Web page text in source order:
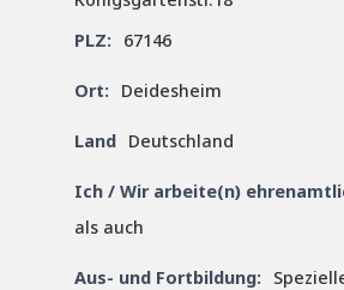
PLZ:
67146
Ort: Deidesheim
Land Deutschland
Ich / Wir arbeite(n)
als auch
Aus- und Fortbildung: